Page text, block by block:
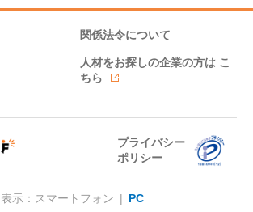
関係法令について
人材をお探しの企業の方は こ
ちら
プライバシー
ポリシー
表示：スマートフォン | PC